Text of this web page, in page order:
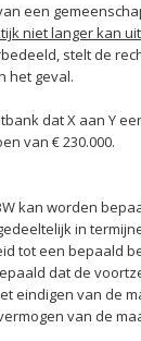
een
niet langer kan
stelt de
het geval.
dat X aan Y
van € 230.000.
kan worden
in
tot een bepaald
dat de
eindigen van de
van de